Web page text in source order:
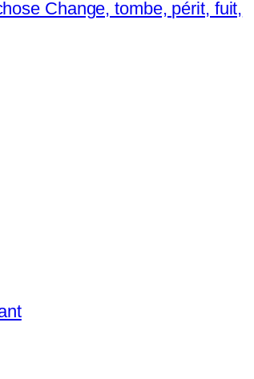
Change, tombe, périt, fuit,